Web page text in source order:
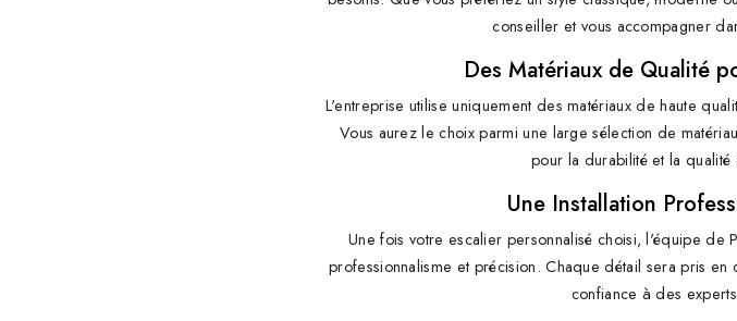
conseiller et vous accompagner
Des Matériaux de Qualité
L'entreprise utilise uniquement des matériaux de haute
Vous aurez le choix parmi une large sélection de
pour la durabilité et la
Une Installation
Une fois votre escalier personnalisé choisi, l'équipe de
professionnalisme et précision. Chaque détail sera pris en
confiance à des